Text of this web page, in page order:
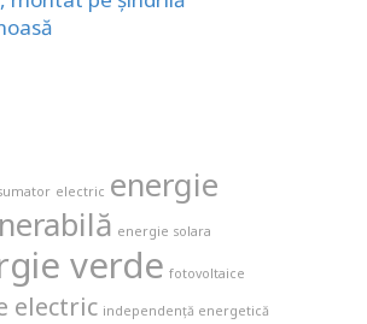
electric energie
energie solara
verde fotovoltaice
electric independență energetică